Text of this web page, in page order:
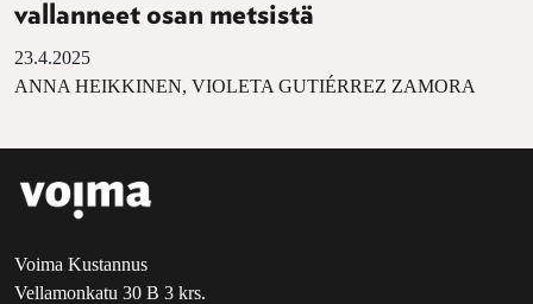
vallanneet osan metsistä
23.4.2025
ANNA HEIKKINEN, VIOLETA GUTIÉRREZ ZAMORA
Voima Kustannus
Vellamonkatu 30 B 3 krs.